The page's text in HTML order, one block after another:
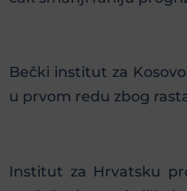
Bečki institut za
u prvom redu zbog
Institut za Hrvatsku